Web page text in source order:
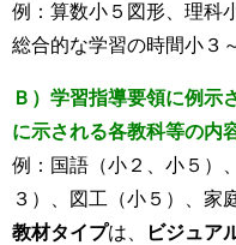
例：算数小５図形、理科
総合的な学習の時間小３
Ｂ）学習指導要領に例示
に示される各教科等の内
例：国語（小２、小５）
３）、図工（小５）、家
教材タイプは、 ビジュア